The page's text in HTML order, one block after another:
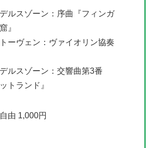
ルスゾーン：序曲『フィンガ
』
ーヴェン：ヴァイオリン協奏
ルスゾーン：交響曲第3番
トランド』
由 1,000円